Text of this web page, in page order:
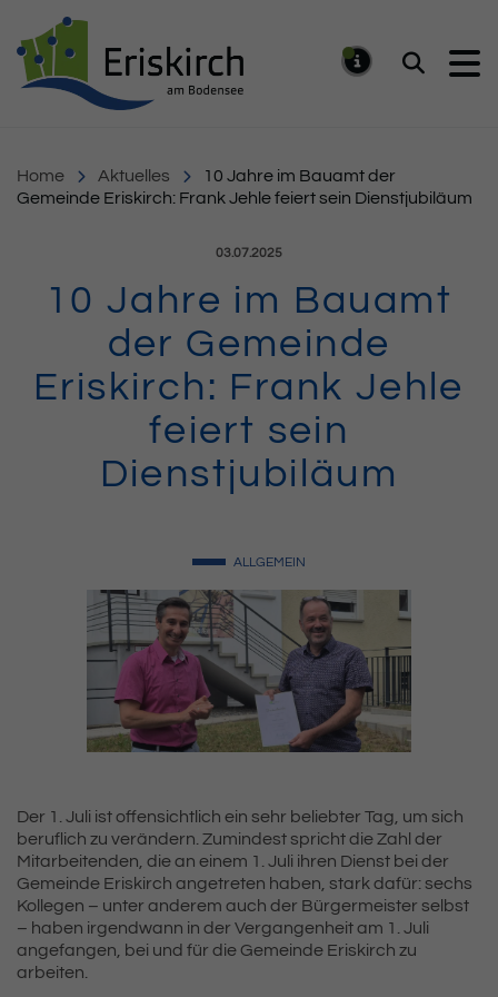
Suchen
Home Aktuelles
10 Jahre im Bauamt der
Gemeinde Eriskirch: Frank Jehle feiert sein Dienstjubiläum
Veröffentlicht am:
03.07.2025
10 Jahre im Bauamt
der Gemeinde
Eriskirch: Frank Jehle
feiert sein
Dienstjubiläum
ALLGEMEIN
Der 1. Juli ist offensichtlich ein sehr beliebter Tag, um sich
beruflich zu verändern. Zumindest spricht die Zahl der
Mitarbeitenden, die an einem 1. Juli ihren Dienst bei der
Gemeinde Eriskirch angetreten haben, stark dafür: sechs
Kollegen – unter anderem auch der Bürgermeister selbst
– haben irgendwann in der Vergangenheit am 1. Juli
angefangen, bei und für die Gemeinde Eriskirch zu
arbeiten.